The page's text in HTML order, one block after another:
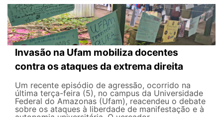
Invasão na Ufam mobiliza docentes
contra os ataques da extrema direita
Um recente episódio de agressão, ocorrido na
última terça-feira (5), no campus da Universidade
Federal do Amazonas (Ufam), reacendeu o debate
sobre os ataques à liberdade de manifestação e à